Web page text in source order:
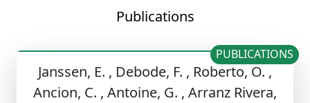
Publications
Janssen, E. , Debode, F. , Roberto, O. ,
Ancion, C. , Antoine, G. , Arranz Rivera,
PUBLICATIONS